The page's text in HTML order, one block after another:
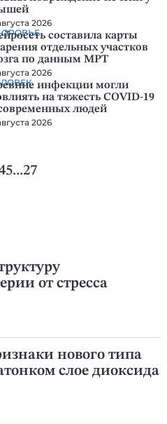
2026
составила карты
отдельных участков
по данным МРТ
2026
инфекции могли
на тяжесть COVID-19
людей
2026
5...27
от стресса
нового типа
слое диоксида